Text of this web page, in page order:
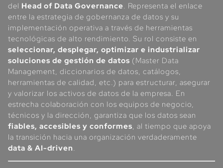
del Head of Data Governance. Representa el enlace
entre la estrategia de gobernanza de datos y su
implementación operativa a través de herramientas
tecnológicas de alto rendimiento. Su rol consiste en
seleccionar, desplegar, optimizar e industrializar
soluciones de gestión de datos (Master Data
Management, diccionarios de datos, catálogos,
herramientas de calidad, etc.) para estructurar, asegurar
y valorizar los activos de datos de la empresa. En
estrecha colaboración con los equipos de negocio,
técnicos y la dirección, garantiza que los datos sean
fiables, accesibles y conformes, al tiempo que apoya
la transición hacia una organización verdaderamente
data & AI-driven.